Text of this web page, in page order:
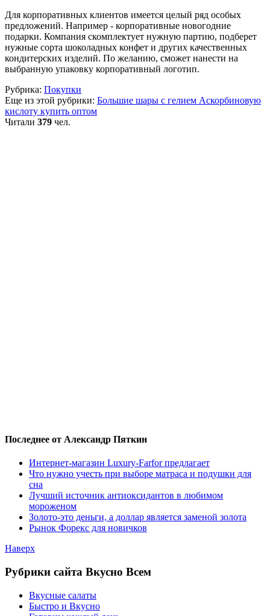
Для корпоративных клиентов имеется целый ряд особых
предложений. Например - корпоративные новогодние
подарки. Компания скомплектует нужную партию, подберет
нужные сорта шоколадных конфет и других качественных
кондитерских изделий. По желанию, сможет нанести на
выбранную упаковку корпоративный логотип.
Рубрика: Покупки
Еще из этой рубрики: Большие шары с гелием Аскорбиновую
кислоту купить оптом
Читали 379 чел.
Последнее от Александр Пяткин
Интернет-магазин Luxury-Farfor предлагает
Что нужно учесть при выборе матраса и подушки для
сна
Лучший источник антиоксидантов в любимом
мороженом
Золото-это деньги, а доллар является заменой золота
Рынок Форекс для новичков
Наверх
Рубрики сайта Вкусно Всем
Вкусные салаты
Быстро и Вкусно